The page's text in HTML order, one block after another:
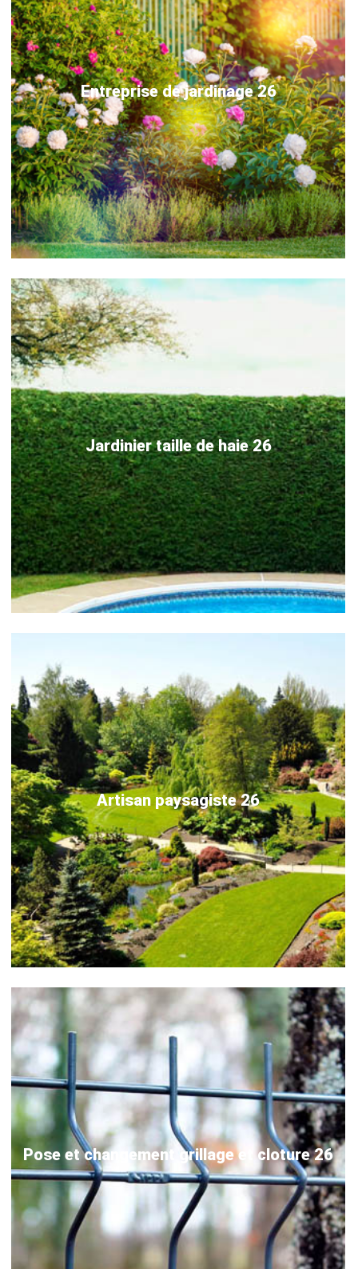
Entreprise de jardinage 26
Jardinier taille de haie 26
Artisan paysagiste 26
Pose et changement grillage et cloture 26